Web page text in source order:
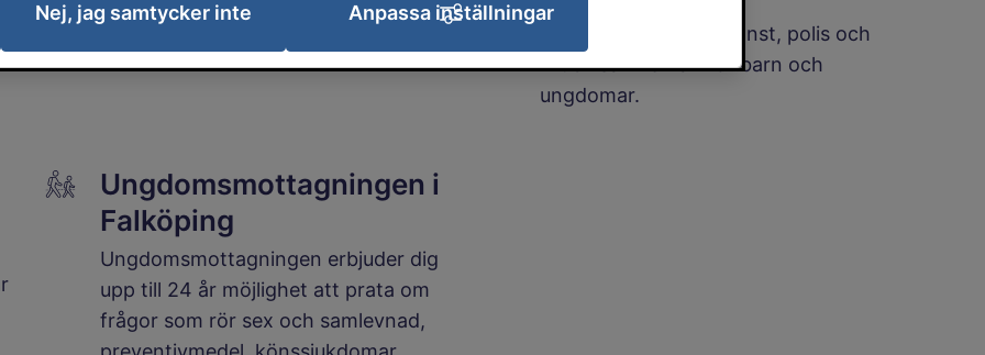
spel om pengar.
SSPF – Skola, socialtjänst, polis och
fritid i samverkan för barn och
ungdomar.
Ungdomsmottagningen i
Falköping
Ungdomsmottagningen erbjuder dig
upp till 24 år möjlighet att prata om
frågor som rör sex och samlevnad,
Nej, jag samtycker inte Anpassa inställningar